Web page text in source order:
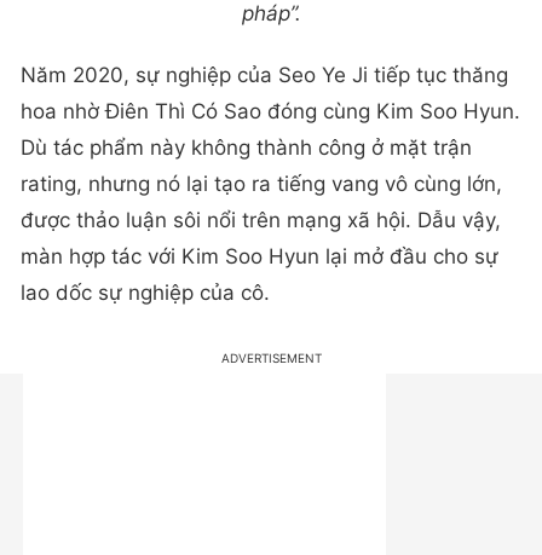
pháp”.
Năm 2020, sự nghiệp của Seo Ye Ji tiếp tục thăng
hoa nhờ Điên Thì Có Sao đóng cùng Kim Soo Hyun.
Dù tác phẩm này không thành công ở mặt trận
rating, nhưng nó lại tạo ra tiếng vang vô cùng lớn,
được thảo luận sôi nổi trên mạng xã hội. Dẫu vậy,
màn hợp tác với Kim Soo Hyun lại mở đầu cho sự
lao dốc sự nghiệp của cô.